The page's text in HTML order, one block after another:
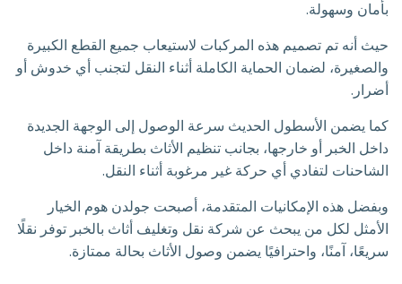
بأمان وسهولة.
حيث أنه تم تصميم هذه المركبات لاستيعاب جميع القطع الكبيرة
والصغيرة، لضمان الحماية الكاملة أثناء النقل لتجنب أي خدوش أو
أضرار.
كما يضمن الأسطول الحديث سرعة الوصول إلى الوجهة الجديدة
داخل الخبر أو خارجها، بجانب تنظيم الأثاث بطريقة آمنة داخل
الشاحنات لتفادي أي حركة غير مرغوبة أثناء النقل.
وبفضل هذه الإمكانيات المتقدمة، أصبحت جولدن هوم الخيار
الأمثل لكل من يبحث عن شركة نقل وتغليف أثاث بالخبر توفر نقلًا
سريعًا، آمنًا، واحترافيًا يضمن وصول الأثاث بحالة ممتازة.